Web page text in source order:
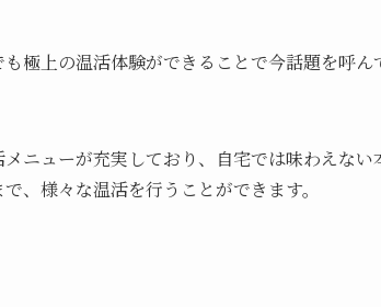
極上の温活体験ができることで今話題を呼
ニューが充実しており、自宅では味わえな
、様々な温活を行うことができます。